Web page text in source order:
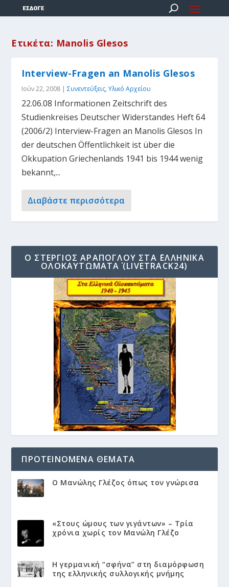
Ετικέτα: Manolis Glesos
Interview-Fragen an Manolis Glesos
Ιούν 22, 2008 |Συνεντεύξεις,Υλικό Αρχείου
22.06.08 Informationen Zeitschrift des
Studienkreises Deutscher Widerstandes Heft 64
(2006/2) Interview-Fragen an Manolis Glesos In
der deutschen Öffentlichkeit ist über die
Okkupation Griechenlands 1941 bis 1944 wenig
bekannt,...
Διαβάστε περισσότερα
Ο ΣΤΈΡΓΙΟΣ ΑΡΆΠΟΓΛΟΥ ΣΤΑ ΄ΕΛΛΗΝΙΚΆ
ΟΛΟΚΑΥΤΏΜΑΤΑ΄ (LIVETRACK24)
ΠΡΟΤΕΙΝΌΜΕΝΑ ΘΈΜΑΤΑ
Ο Μανώλης Γλέζος όπως τον γνώρισα
«Στους ώμους των γιγάντων» – Τρία
χρόνια χωρίς τον Μανώλη Γλέζο
Η γερμανική “σφήνα” στη διαμόρφωση
της ελληνικής συλλογικής μνήμης